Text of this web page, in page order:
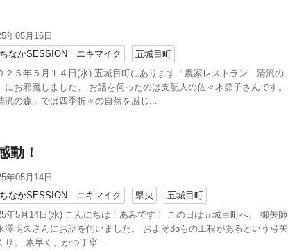
年05月16日
ちなかSESSION エキマイク
五城目町
２５年５月１４日(水) 五城目町にあります「農家レストラン 清流の
にお邪魔しました。 お話を伺ったのは支配人の佐々木節子さんです。
流の森」では四季折々の自然を感じ...
動！
年05月14日
ちなかSESSION エキマイク
県央
五城目町
年5月14日(水) こんにちは！あみです！ この日は五城目町へ。 御矢師
澤明久さんにお話を伺いました。 およそ85もの工程があるという弓矢
り。 素早く、かつ丁寧...